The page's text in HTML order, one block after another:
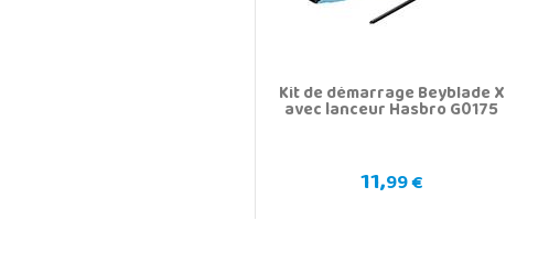
Kit de démarrage Beyblade X
avec lanceur Hasbro G0175
11,99 €